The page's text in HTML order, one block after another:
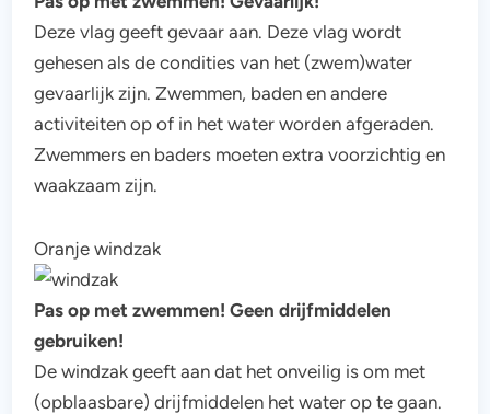
Deze vlag geeft gevaar aan. Deze vlag wordt
gehesen als de condities van het (zwem)water
gevaarlijk zijn. Zwemmen, baden en andere
activiteiten op of in het water worden afgeraden.
Zwemmers en baders moeten extra voorzichtig en
waakzaam zijn.
Oranje windzak
Pas op met zwemmen! Geen drijfmiddelen
gebruiken!
De windzak geeft aan dat het onveilig is om met
(opblaasbare) drijfmiddelen het water op te gaan.